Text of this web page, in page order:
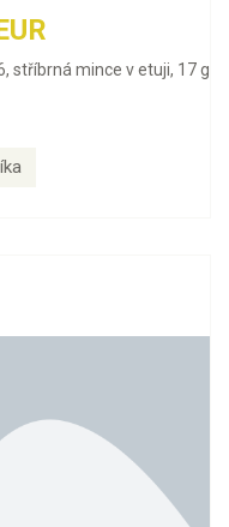
stříbrná mince v etuji, 17 g